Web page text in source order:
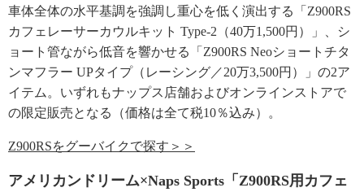
車体全体の水平基調を強調し重心を低く演出する「Z900RS
カフェレーサーカウルキット Type-2（40万1,500円）」、シ
ョート管ながら低音を響かせる「Z900RS Neoショートチタ
ンマフラー UPタイプ（レーシング／20万3,500円）」の2ア
イテム。いずれもナップス店舗およびオンラインストアで
の限定販売となる（価格は全て税10％込み）。
Z900RSをグーバイクで探す＞＞
アメリカンドリーム×Naps Sports「Z900RS用カフェ